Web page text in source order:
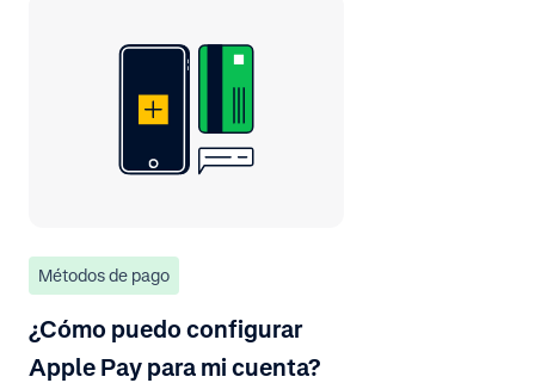
Métodos de pago
¿Cómo puedo configurar
Apple Pay para mi cuenta?